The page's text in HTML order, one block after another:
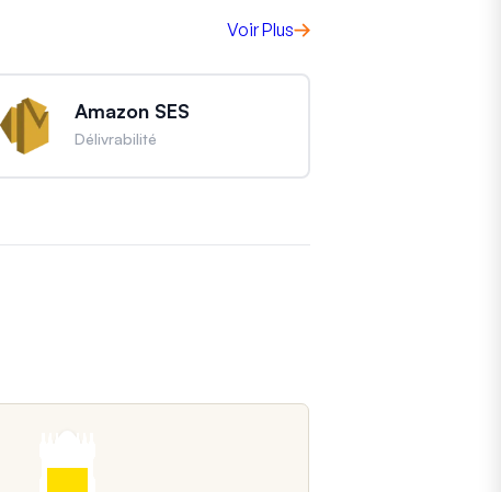
Voir Plus
Amazon SES
Délivrabilité